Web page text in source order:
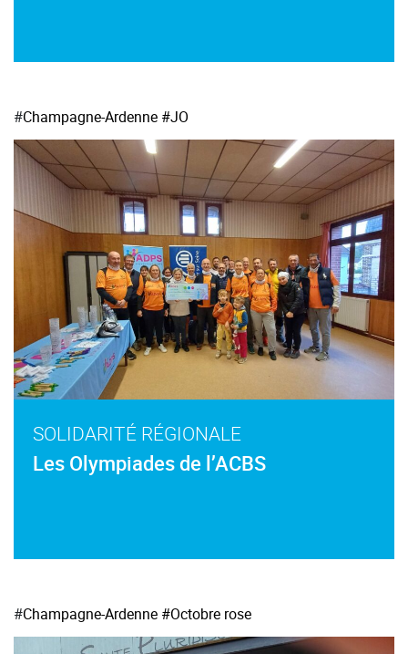
#Champagne-Ardenne #JO
SOLIDARITÉ RÉGIONALE
Les Olympiades de l’ACBS
#Champagne-Ardenne #Octobre rose